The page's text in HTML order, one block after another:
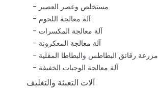
مستخلص وعصر العصير
آلة معالجة اللحوم
آلة معالجة المكسرات
آلة معالجة المعكرونة
مزرعة رقائق البطاطس والبطاطا المقلية
آلة معالجة الوجبات الخفيفة
آلات التعبئة والتغليف